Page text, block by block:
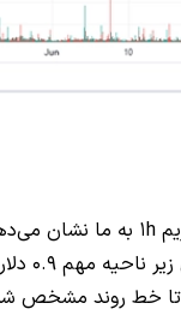
دلار قرار دارد و
خط روند مشخص شده